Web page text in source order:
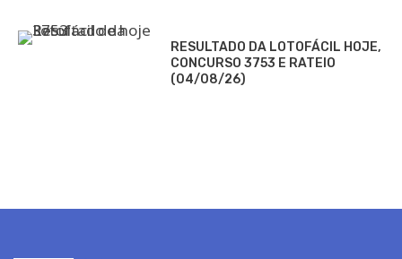
RESULTADO DA LOTOFÁCIL HOJE,
CONCURSO 3753 E RATEIO
(04/08/26)